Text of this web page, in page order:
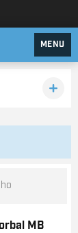
MENU
MB